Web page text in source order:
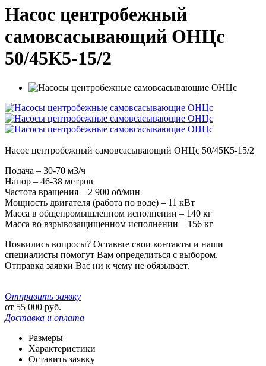
Насос центробежный
самовсасывающий ОНЦс
50/45К5-15/2
Насос центробежный самовсасывающий ОНЦс 50/45К5-15/2
Подача – 30-70 м3/ч
Напор – 46-38 метров
Частота вращения – 2 900 об/мин
Мощность двигателя (работа по воде) – 11 кВт
Масса в общепромышленном исполнении – 140 кг
Масса во взрывозащищенном исполнении – 156 кг
Появились вопросы? Оставьте свои контакты и наши
специалисты помогут Вам определиться с выбором.
Отправка заявки Вас ни к чему не обязывает.
Отправить заявку
от 55 000 руб.
Доставка и оплата
Размеры
Характеристики
Оставить заявку